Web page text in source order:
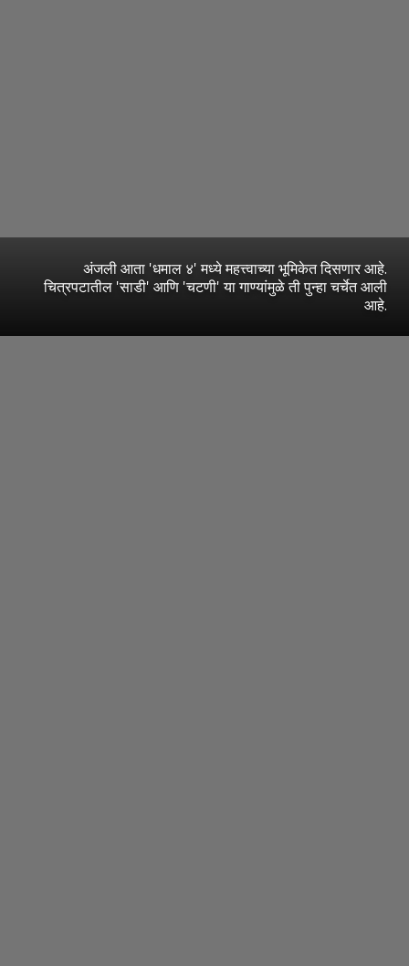
अंजली आता 'धमाल ४' मध्ये महत्त्वाच्या भूमिकेत दिसणार आहे.
चित्रपटातील 'साडी' आणि 'चटणी' या गाण्यांमुळे ती पुन्हा चर्चेत आली
आहे.